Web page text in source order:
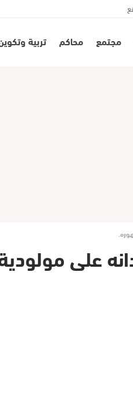
مجتمع محاكم تربية
على